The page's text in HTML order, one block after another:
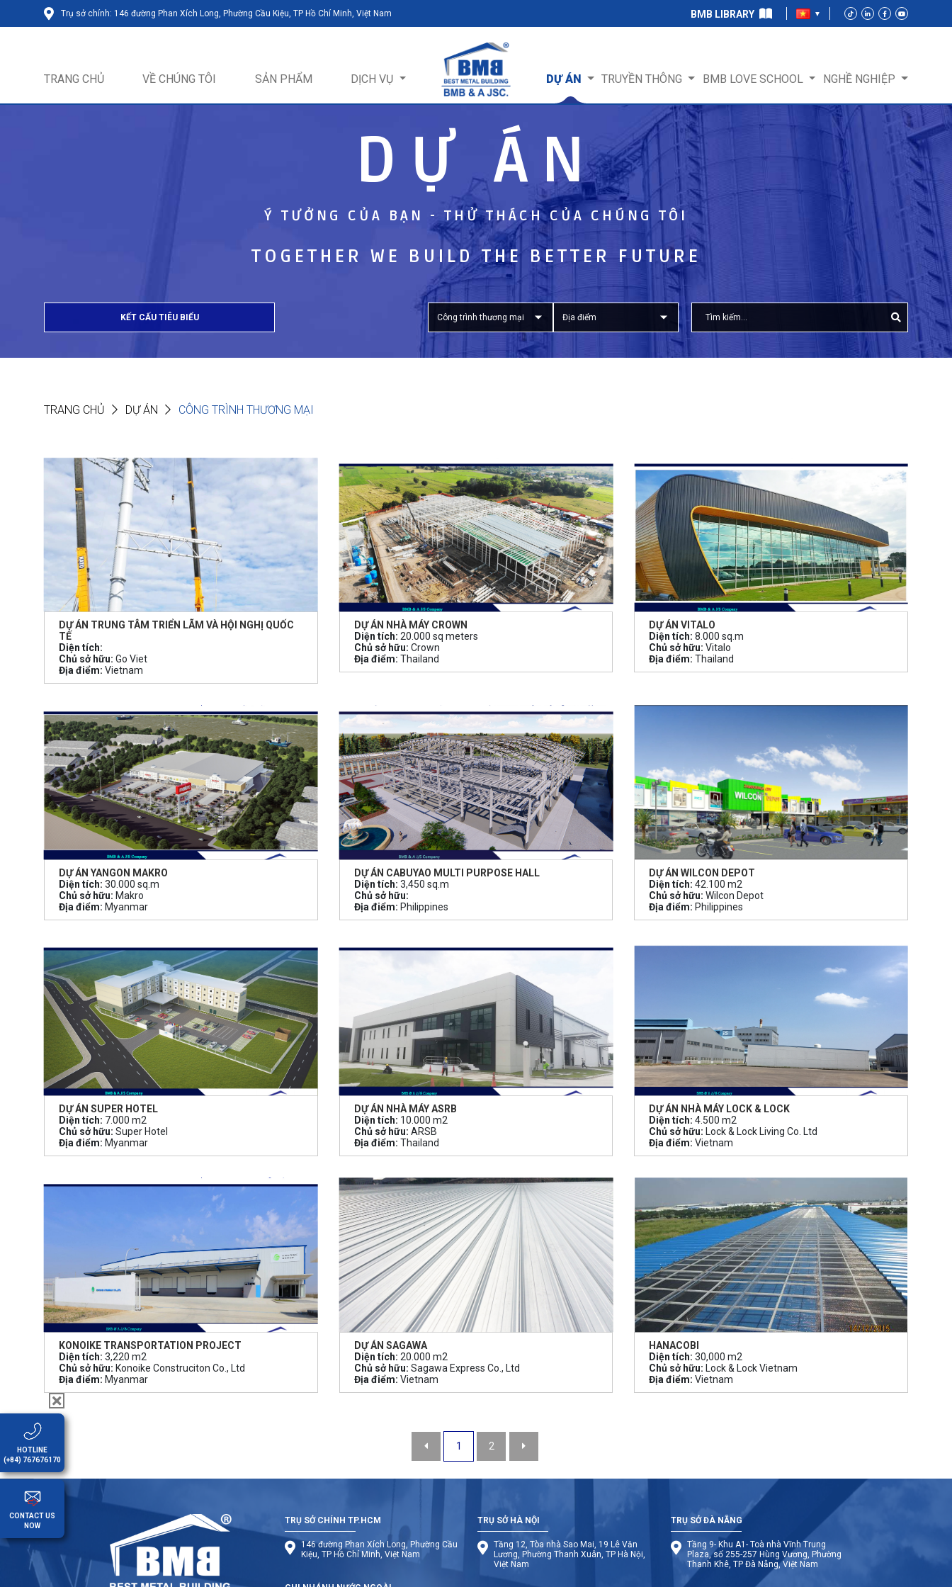
Trụ sở chính: 146 đường Phan Xích Long, Phường Cầu Kiệu, TP Hồ Chí Minh, Việt Nam BMB LIBRARY
TRANG CHỦ VỀ CHÚNG TÔI SẢN PHẨM DỊCH VỤ DỰ ÁN TRUYỀN THÔNG BMB LOVE SCHOOL NGHỀ NGHIỆP
DỰ ÁN
Ý TƯỞNG CỦA BẠN - THỬ THÁCH CỦA CHÚNG TÔI
TOGETHER WE BUILD THE BETTER FUTURE
KẾT CẤU TIÊU BIỂU Công trình thương mại Địa điểm
TRANG CHỦ DỰ ÁN CÔNG TRÌNH THƯƠNG MẠI
DỰ ÁN TRUNG TÂM TRIỂN LÃM VÀ HỘI NGHỊ QUỐC
TẾ
Diện tích:
Chủ sở hữu: Go Viet
Địa điểm: Vietnam
DỰ ÁN NHÀ MÁY CROWN
Diện tích: 20.000 sq meters
Chủ sở hữu: Crown
Địa điểm: Thailand
DỰ ÁN VITALO
Diện tích: 8.000 sq.m
Chủ sở hữu: Vitalo
Địa điểm: Thailand
DỰ ÁN YANGON MAKRO
Diện tích: 30.000 sq.m
Chủ sở hữu: Makro
Địa điểm: Myanmar
DỰ ÁN CABUYAO MULTI PURPOSE HALL
Diện tích: 3,450 sq.m
Chủ sở hữu:
Địa điểm: Philippines
DỰ ÁN WILCON DEPOT
Diện tích: 42.100 m2
Chủ sở hữu: Wilcon Depot
Địa điểm: Philippines
DỰ ÁN SUPER HOTEL
Diện tích: 7.000 m2
Chủ sở hữu: Super Hotel
Địa điểm: Myanmar
DỰ ÁN NHÀ MÁY ASRB
Diện tích: 10.000 m2
Chủ sở hữu: ARSB
Địa điểm: Thailand
DỰ ÁN NHÀ MÁY LOCK & LOCK
Diện tích: 4.500 m2
Chủ sở hữu: Lock & Lock Living Co. Ltd
Địa điểm: Vietnam
KONOIKE TRANSPORTATION PROJECT
Diện tích: 3,220 m2
Chủ sở hữu: Konoike Construciton Co., Ltd
Địa điểm: Myanmar
DỰ ÁN SAGAWA
Diện tích: 20.000 m2
Chủ sở hữu: Sagawa Express Co., Ltd
Địa điểm: Vietnam
HANACOBI
Diện tích: 30,000 m2
Chủ sở hữu: Lock & Lock Vietnam
Địa điểm: Vietnam
1 2
TRỤ SỞ CHÍNH TP.HCM
146 đường Phan Xích Long, Phường Cầu
Kiệu, TP Hồ Chí Minh, Việt Nam
TRỤ SỞ HÀ NỘI
Tầng 12, Tòa nhà Sao Mai, 19 Lê Văn
Lương, Phường Thanh Xuân, TP Hà Nội,
Việt Nam
TRỤ SỞ ĐÀ NẴNG
Tầng 9- Khu A1- Toà nhà Vĩnh Trung
Plaza, số 255-257 Hùng Vương, Phường
Thanh Khê, TP Đà Nẵng, Việt Nam
HOTLINE
(+84) 767676170
CONTACT US
NOW